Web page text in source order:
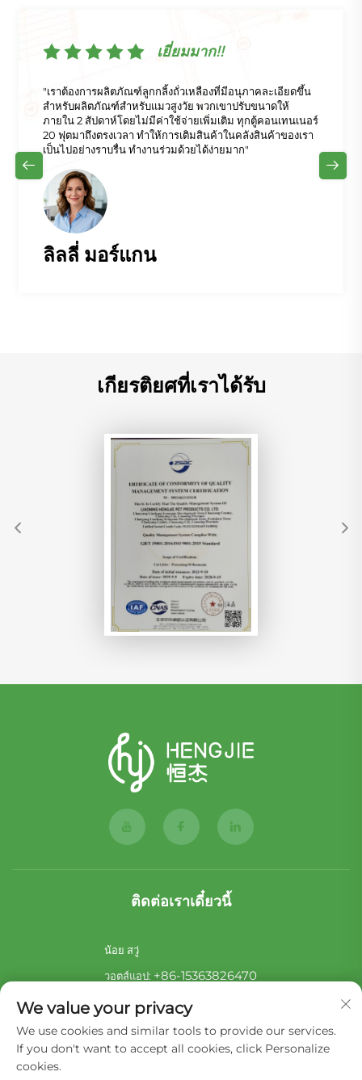
เยี่ยมมาก!!
"เราต้องการผลิตภัณฑ์ลูกกลิ้งถั่วเหลืองที่มีอนุภาคละเอียดขึ้น
สำหรับผลิตภัณฑ์สำหรับแมวสูงวัย พวกเขาปรับขนาดให้
ภายใน 2 สัปดาห์โดยไม่มีค่าใช้จ่ายเพิ่มเติม ทุกตู้คอนเทนเนอร์
20 ฟุตมาถึงตรงเวลา ทำให้การเติมสินค้าในคลังสินค้าของเรา
เป็นไปอย่างราบรื่น ทำงานร่วมด้วยได้ง่ายมาก"
ลิลลี่ มอร์แกน
เกียรติยศที่เราได้รับ
ติดต่อเราเดี๋ยวนี้
น้อย สวู่
วอตส์แอป: +86-15363826470
อีเมล: [email protected]
ซาร่า หลี่
วอตส์แอป:+86-17722857586
We value your privacy
We use cookies and similar tools to provide our services.
If you don't want to accept all cookies, click Personalize
cookies.